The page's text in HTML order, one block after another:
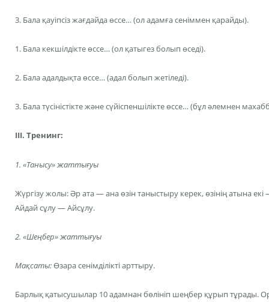
3. Бала қауіпсіз жағдайда өссе… (ол адамға сеніммен қарайды).
1. Бала кекшілдікте өссе… (ол қатыгез болып өседі).
2. Бала адалдықта өссе… (адал болып жетіледі).
3. Бала түсіністікте және сүйіспеншілікте өссе… (бұл әлемнен
ІІІ. Тренинг:
1. «Танысу» жаттығуы
Жүргізу жолы: Әр ата — ана өзін таныстыру керек, өзінің атына
Айдай сұлу — Айсұлу.
2. «Шеңбер» жаттығуы
Мақсаты:Өзара сенімділікті арттыру.
Барлық қатысушылар 10 адамнан бөлініп шеңбер құрып тұрады.